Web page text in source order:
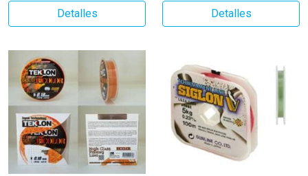
Detalles Detalles